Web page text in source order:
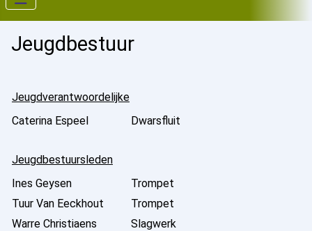
Jeugdbestuur
Jeugdverantwoordelijke
Caterina Espeel
Dwarsfluit
Jeugdbestuursleden
Ines Geysen
Trompet
Tuur Van Eeckhout
Trompet
Warre Christiaens
Slagwerk